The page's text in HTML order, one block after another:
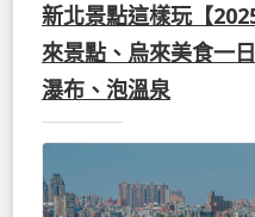
新北景點這樣玩【
來景點、烏來美食一
瀑布、泡溫泉